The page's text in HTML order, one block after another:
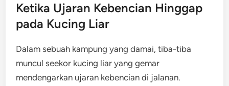
Ketika Ujaran Kebencian Hinggap
pada Kucing Liar
Dalam sebuah kampung yang damai, tiba-tiba
muncul seekor kucing liar yang gemar
mendengarkan ujaran kebencian di jalanan.